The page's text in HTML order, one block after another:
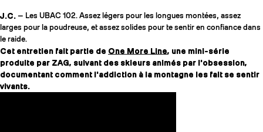
J.C. — Les UBAC 102. Assez légers pour les longues montées, assez
larges pour la poudreuse, et assez solides pour te sentir en confiance dans
le raide.
Cet entretien fait partie de One More Line, une mini-série
produite par ZAG, suivant des skieurs animés par l'obsession,
documentant comment l'addiction à la montagne les fait se sentir
vivants.